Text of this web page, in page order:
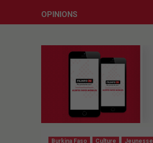
OPINIONS
Burkina Faso Culture Jeunesse